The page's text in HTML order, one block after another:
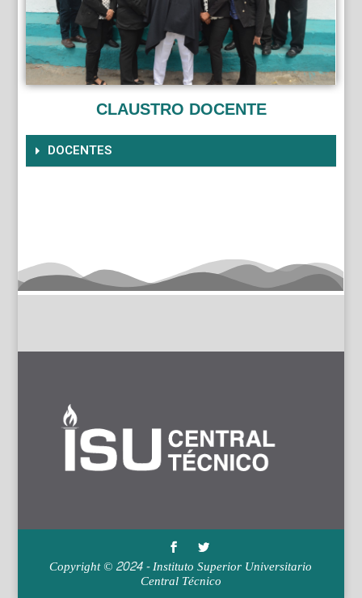
CLAUSTRO DOCENTE
DOCENTES
Copyright © 2024 - Instituto Superior Universitario
Central Técnico